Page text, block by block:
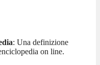
: Una definizione
on line.